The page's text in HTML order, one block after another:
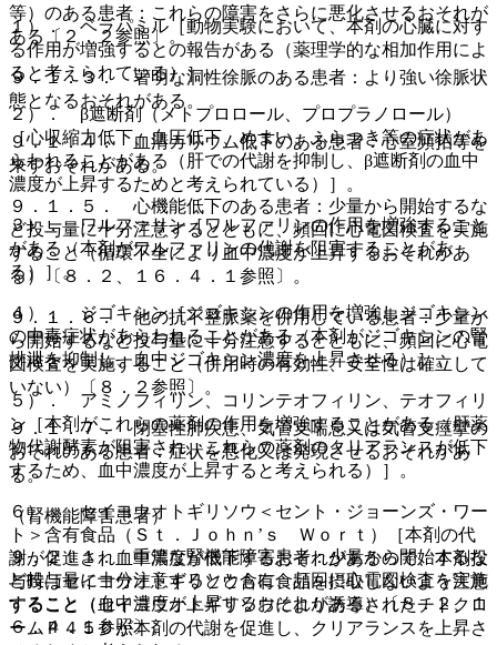
１）． ベラパミル［動物実験において、本剤の心臓に対す
る作用が増強するとの報告がある（薬理学的な相加作用によ
ると考えられている）］。
２）． β遮断剤（メトプロロール、プロプラノロール）
［心収縮力低下、血圧低下、めまい、ふらつき等の症状があ
らわれることがある（肝での代謝を抑制し、β遮断剤の血中
濃度が上昇するためと考えられている）］。
３）． ワルファリン［ワルファリンの作用を増強すること
がある（本剤がワルファリンの代謝を阻害することがあ
る）］。
４）． ジゴキシン［ジゴキシンの作用を増強しジゴキシン
の中毒症状があらわれることがある（本剤がジゴキシンの腎
排泄を抑制し、血中ジゴキシン濃度を上昇させる）］。
５）． アミノフィリン、コリンテオフィリン、テオフィリ
ン［本剤がこれらの薬剤の作用を増強することがある（肝薬
物代謝酵素が阻害され、これらの薬剤のクリアランスが低下
するため、血中濃度が上昇すると考えられる）］。
６）． セイヨウオトギリソウ＜セント・ジョーンズ・ワー
ト＞含有食品（Ｓｔ．Ｊｏｈｎ’ｓ Ｗｏｒｔ）［本剤の代
謝が促進され血中濃度が低下するおそれがあるので、本剤投
与時はセイヨウオトギリソウ含有食品を摂取しないよう注意
すること（セイヨウオトギリソウにより誘導されたチトクロ
ームＰ４５０が本剤の代謝を促進し、クリアランスを上昇さ
等）のある患者：これらの障害をさらに悪化させるおそれが
ある〔２．２参照〕。
９．１．３． 著明な洞性徐脈のある患者：より強い徐脈状
態となるおそれがある。
９．１．４． 血清カリウム低下のある患者：心室頻拍等を
来すおそれがある。
９．１．５． 心機能低下のある患者：少量から開始するな
ど投与量に十分注意するとともに、頻回に心電図検査を実施
すること（循環不全により血中濃度が上昇するおそれがあ
る）〔８．２、１６．４．１参照〕。
９．１．６． 他の抗不整脈薬を併用している患者：少量か
ら開始するなど投与量に十分注意するとともに、頻回に心電
図検査を実施すること（併用時の有効性、安全性は確立して
いない）〔８．２参照〕。
９．１．７． 閉塞性肺疾患、気管支喘息又は気管支痙攣の
おそれのある患者：症状を悪化又は発現させるおそれがあ
る。
（腎機能障害患者）
９．２．１． 重篤な腎機能障害患者：少量から開始するな
ど投与量に十分注意するとともに、頻回に心電図検査を実施
すること（血中濃度が上昇するおそれがある）〔８．２、１
６．４．１参照〕。